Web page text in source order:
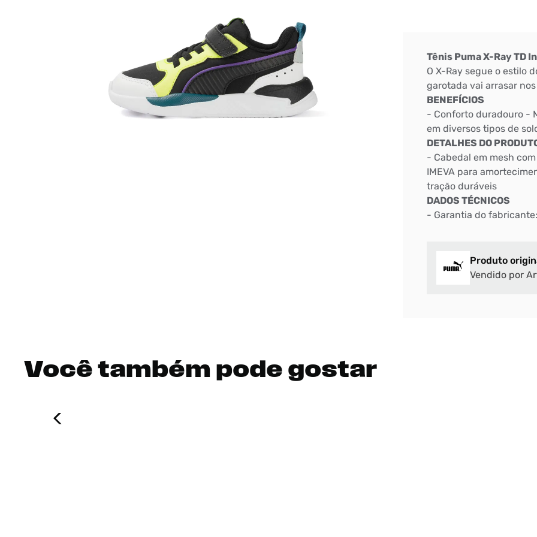
Tênis Puma X-Ray TD
O X-Ray segue o estilo
garotada vai arrasar
BENEFÍCIOS
- Conforto duradouro -
em diversos tipos de
DETALHES DO
- Cabedal em mesh
IMEVA para
tração duráveis
DADOS TÉCNICOS
- Garantia do
Produto
Vendido por
Você também pode gostar